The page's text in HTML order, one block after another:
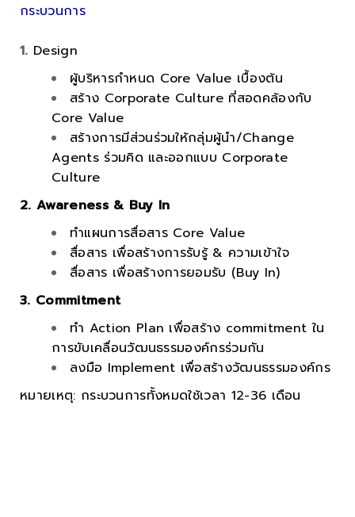
กระบวนการ
1. Design
ผู้บริหารกำหนด Core Value เบื้องต้น
สร้าง Corporate Culture ที่สอดคล้องกับ
Core Value
สร้างการมีส่วนร่วมให้กลุ่มผู้นำ/Change
Agents ร่วมคิด และออกแบบ Corporate
Culture
2. Awareness & Buy In
ทำแผนการสื่อสาร Core Value
สื่อสาร เพื่อสร้างการรับรู้ & ความเข้าใจ
สื่อสาร เพื่อสร้างการยอมรับ (Buy In)
3. Commitment
ทำ Action Plan เพื่อสร้าง commitment ใน
การขับเคลื่อนวัฒนธรรมองค์กรร่วมกัน
ลงมือ Implement เพื่อสร้างวัฒนธรรมองค์กร
หมายเหตุ: กระบวนการทั้งหมดใช้เวลา 12-36 เดือน